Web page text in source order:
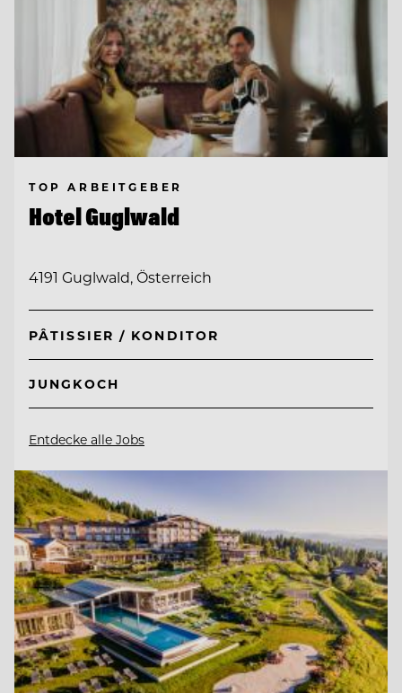
TOP ARBEITGEBER
Hotel Guglwald
4191 Guglwald, Österreich
PÂTISSIER / KONDITOR
JUNGKOCH
Entdecke alle Jobs